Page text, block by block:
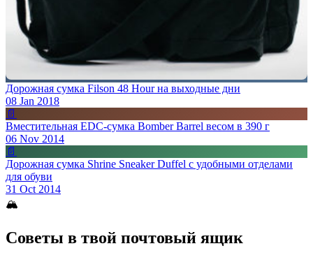
Дорожная сумка Filson 48 Hour на выходные дни
08 Jan 2018
📄
Вместительная EDC-сумка Bomber Barrel весом в 390 г
06 Nov 2014
📄
Дорожная сумка Shrine Sneaker Duffel с удобными отделами
для обуви
31 Oct 2014
🏔
Советы в твой почтовый ящик